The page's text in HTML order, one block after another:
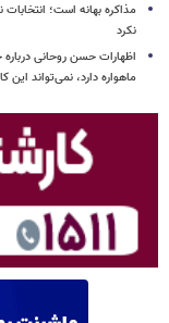
مذاکره بهانه است؛
نکرد
اظهارات حسن روحانی
ماهواره دارد، نمی‌تواند این